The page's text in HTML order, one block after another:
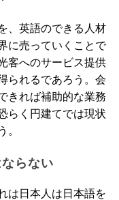
、英語のできる人材
に売っていくことで
客へのサービス提供
られるであろう。会
きれば補助的な業務
らく円建てでは現状
。
らない
は日本人は日本語を